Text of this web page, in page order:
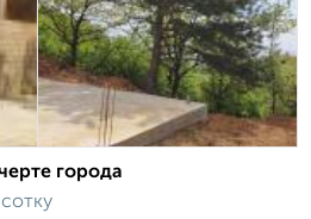
города